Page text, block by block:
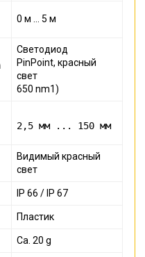
0 м ... 5 м
Светодиод
PinPoint, красный
свет
650 nm1)
2,5 мм ... 150 мм
Видимый красный
свет
IP 66 / IP 67
Пластик
Ca. 20 g